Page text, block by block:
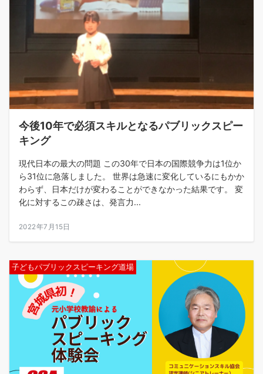
今後10年で必須スキルとなるパブリックスピー
キング
現代日本の最大の問題 この30年で日本の国際競争力は1位か
ら31位に急落しました。 世界は急速に変化しているにもかか
わらず、日本だけが変わることができなかった結果です。 変
化に対するこの疎さは、発言力...
2022年7月15日
子どもパブリックスピーキング道場